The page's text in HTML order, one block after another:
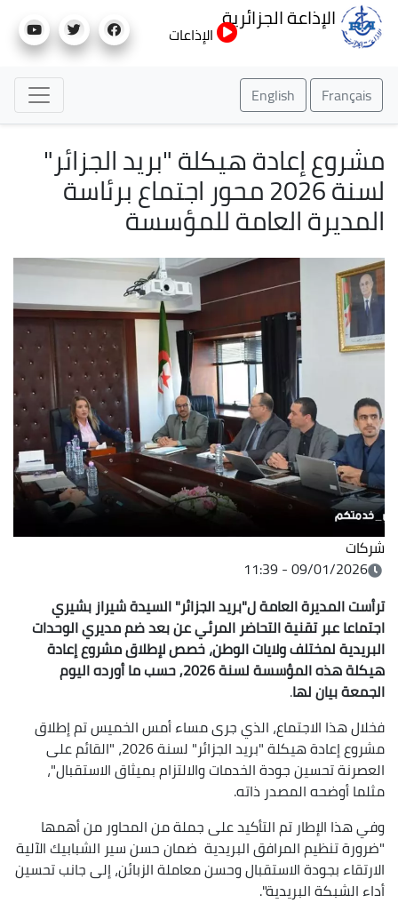
إلى
الإذاعة الجزائرية
الإذاعات
Français
English
مشروع إعادة هيكلة "بريد الجزائر"
لسنة 2026 محور اجتماع برئاسة
المديرة العامة للمؤسسة
شركات
09/01/2026 - 11:39
ترأست المديرة العامة ل"بريد الجزائر" السيدة شيراز بشيري
اجتماعا عبر تقنية التحاضر المرئي عن بعد ضم مديري الوحدات
البريدية لمختلف ولايات الوطن، خصص لإطلاق مشروع إعادة
هيكلة هذه المؤسسة لسنة 2026, حسب ما أورده اليوم
الجمعة بيان لها.
فخلال هذا الاجتماع، الذي جرى مساء أمس الخميس تم إطلاق
مشروع إعادة هيكلة "بريد الجزائر" لسنة 2026، "القائم على
العصرنة تحسين جودة الخدمات والالتزام بميثاق الاستقبال"،
مثلما أوضحه المصدر ذاته.
وفي هذا الإطار تم التأكيد على جملة من المحاور من أهمها
"ضرورة تنظيم المرافق البريدية ضمان حسن سير الشبابيك الآلية
الارتقاء بجودة الاستقبال وحسن معاملة الزبائن، إلى جانب تحسين
أداء الشبكة البريدية".